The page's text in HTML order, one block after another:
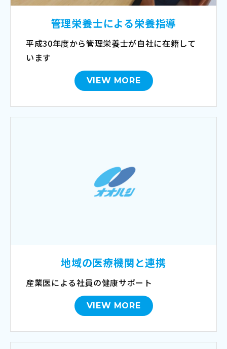
管理栄養士による栄養指導
平成30年度から管理栄養士が自社に在籍して
います
VIEW MORE
地域の医療機関と連携
産業医による社員の健康サポート
VIEW MORE